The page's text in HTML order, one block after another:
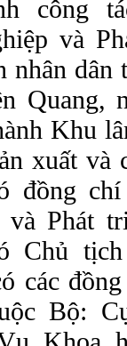
công
và
dân
Quang,
Khu
xuất và
đồng
Phát
Chủ
các
Bộ: